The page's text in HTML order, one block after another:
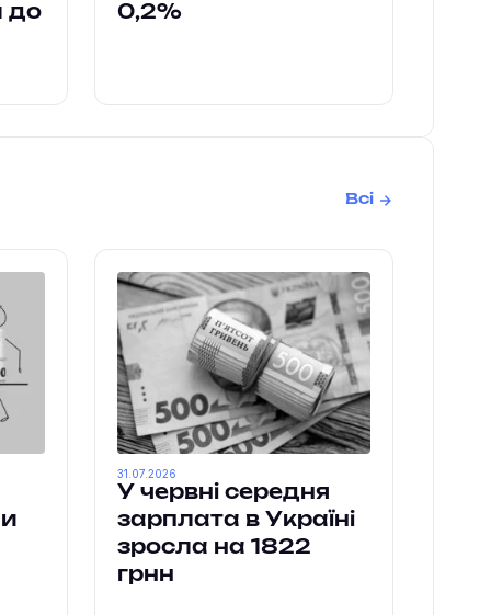
до
0,2%
Всі
У червні середня
зарплата в Україні
зросла на 1822
грнн
31.07.2026